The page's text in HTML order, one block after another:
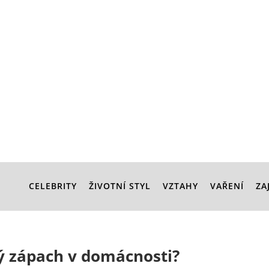
CELEBRITY ŽIVOTNÍ STYL VZTAHY VAŘENÍ
v domácnosti?